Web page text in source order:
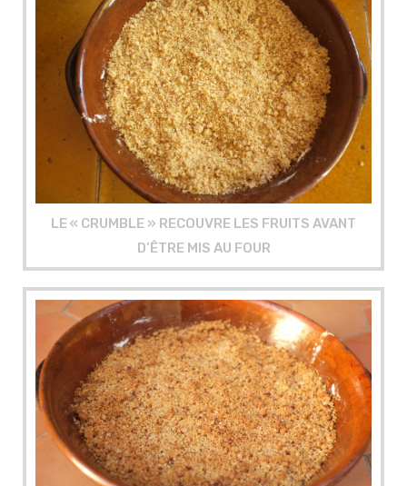
LE « CRUMBLE » RECOUVRE LES FRUITS AVANT
D’ÊTRE MIS AU FOUR